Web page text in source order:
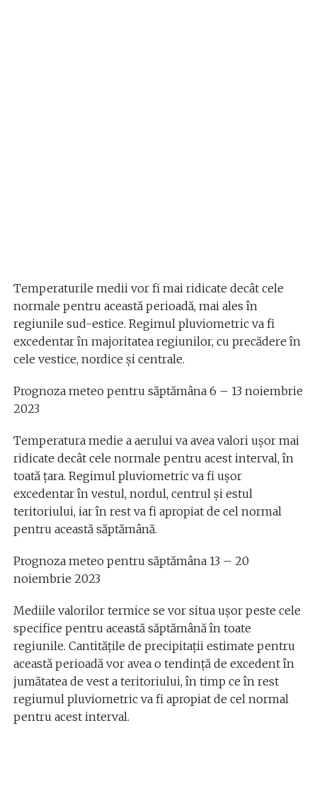
Temperaturile medii vor fi mai ridicate decât cele
normale pentru această perioadă, mai ales în
regiunile sud-estice. Regimul pluviometric va fi
excedentar în majoritatea regiunilor, cu precădere în
cele vestice, nordice și centrale.
Prognoza meteo pentru săptămâna 6 – 13 noiembrie
2023
Temperatura medie a aerului va avea valori ușor mai
ridicate decât cele normale pentru acest interval, în
toată țara. Regimul pluviometric va fi ușor
excedentar în vestul, nordul, centrul și estul
teritoriului, iar în rest va fi apropiat de cel normal
pentru această săptămână.
Prognoza meteo pentru săptămâna 13 – 20
noiembrie 2023
Mediile valorilor termice se vor situa ușor peste cele
specifice pentru această săptămână în toate
regiunile. Cantitățile de precipitații estimate pentru
această perioadă vor avea o tendință de excedent în
jumătatea de vest a teritoriului, în timp ce în rest
regiumul pluviometric va fi apropiat de cel normal
pentru acest interval.